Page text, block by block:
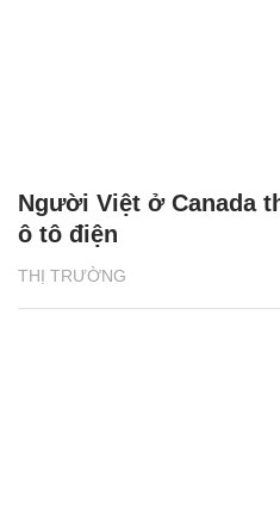
THỊ TRƯỜNG
Người Việt ở Canada
ô tô điện